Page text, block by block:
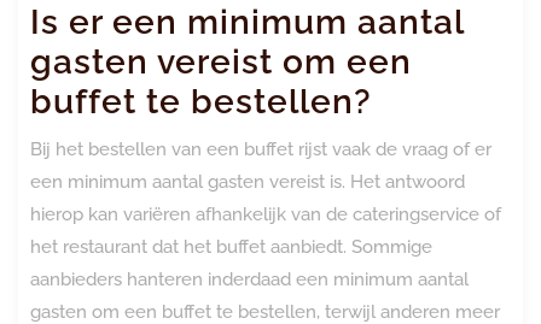
Is er een minimum aantal
gasten vereist om een
buffet te bestellen?
Bij het bestellen van een buffet rijst vaak de vraag of er
een minimum aantal gasten vereist is. Het antwoord
hierop kan variëren afhankelijk van de cateringservice of
het restaurant dat het buffet aanbiedt. Sommige
aanbieders hanteren inderdaad een minimum aantal
gasten om een buffet te bestellen, terwijl anderen meer